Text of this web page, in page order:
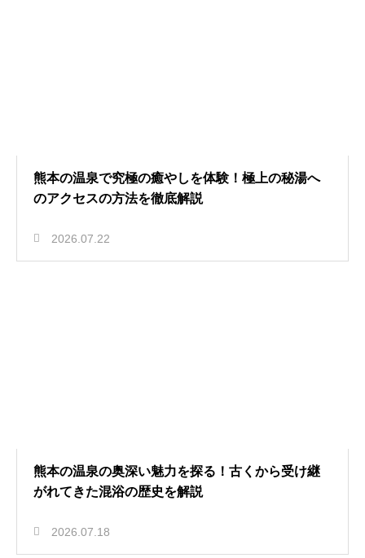
熊本の温泉で究極の癒やしを体験！極上の秘湯へ
のアクセスの方法を徹底解説
2026.07.22
熊本の温泉の奥深い魅力を探る！古くから受け継
がれてきた混浴の歴史を解説
2026.07.18